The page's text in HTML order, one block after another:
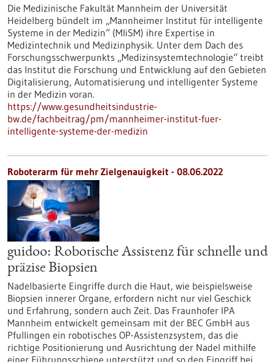
Die Medizinische Fakultät Mannheim der Universität
Heidelberg bündelt im „Mannheimer Institut für intelligente
Systeme in der Medizin“ (MIiSM) ihre Expertise in
Medizintechnik und Medizinphysik. Unter dem Dach des
Forschungsschwerpunkts „Medizinsystemtechnologie“ treibt
das Institut die Forschung und Entwicklung auf den Gebieten
Digitalisierung, Automatisierung und intelligenter Systeme
in der Medizin voran.
https://www.gesundheitsindustrie-
bw.de/fachbeitrag/pm/mannheimer-institut-fuer-
intelligente-systeme-der-medizin
Roboterarm für mehr Zielgenauigkeit - 08.06.2022
guidoo: Robotische Assistenz für schnelle und
präzise Biopsien
Nadelbasierte Eingriffe durch die Haut, wie beispielsweise
Biopsien innerer Organe, erfordern nicht nur viel Geschick
und Erfahrung, sondern auch Zeit. Das Fraunhofer IPA
Mannheim entwickelt gemeinsam mit der BEC GmbH aus
Pfullingen ein robotisches OP-Assistenzsystem, das die
richtige Positionierung und Ausrichtung der Nadel mithilfe
einer Führungsschiene unterstützt und so den Eingriff bei